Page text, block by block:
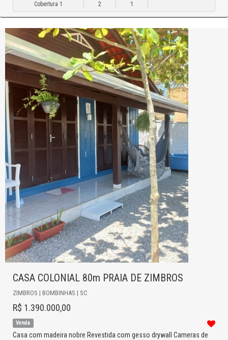
Cobertura 1 2 1
CASA COLONIAL 80m PRAIA DE ZIMBROS
ZIMBROS | BOMBINHAS | SC
R$ 1.390.000,00
Venda
Casa com madeira nobre Revestida com gesso drywall Cameras de